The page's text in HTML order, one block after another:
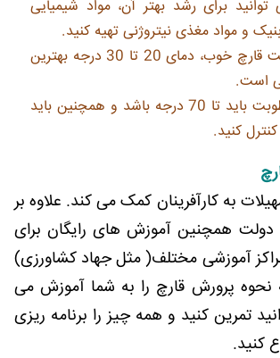
برای رشد بهتر آن، مواد شیمیایی
و مواد مغذی نیتروژنی تهیه کنید.
برای کشت قارچ خوب، دمای 20 تا 30 درجه بهترین
است.
سطح رطوبت باید تا 70 درجه باشد و همچنین باید
کنید.
به کارآفرینان کمک می کند. علاوه بر
دولت همچنین آموزش های رایگان برای
آموزشی مختلف( مثل جهاد کشاورزی)
نحوه پرورش قارچ را به شما آموزش می
تمرین کنید و همه چیز را برنامه ریزی
کنید.